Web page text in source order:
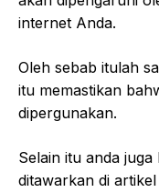
internet Anda.
Oleh sebab itulah
itu memastikan
dipergunakan.
Selain itu anda
ditawarkan di